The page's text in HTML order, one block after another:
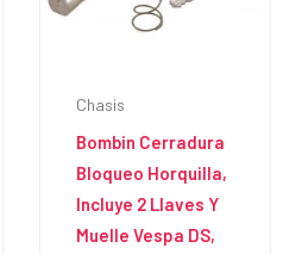
Chasis
Bombin Cerradura
Bloqueo Horquilla,
Incluye 2 Llaves Y
Muelle Vespa DS,